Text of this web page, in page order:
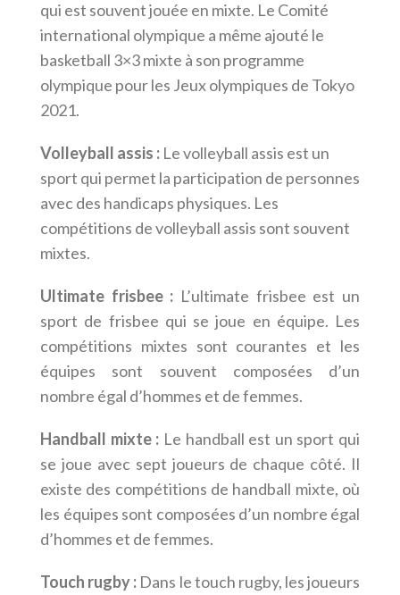
qui est souvent jouée en mixte. Le Comité
international olympique a même ajouté le
basketball 3×3 mixte à son programme
olympique pour les Jeux olympiques de Tokyo
2021.
Volleyball assis : Le volleyball assis est un
sport qui permet la participation de personnes
avec des handicaps physiques. Les
compétitions de volleyball assis sont souvent
mixtes.
Ultimate frisbee : L’ultimate frisbee est un
sport de frisbee qui se joue en équipe. Les
compétitions mixtes sont courantes et les
équipes sont souvent composées d’un
nombre égal d’hommes et de femmes.
Handball mixte : Le handball est un sport qui
se joue avec sept joueurs de chaque côté. Il
existe des compétitions de handball mixte, où
les équipes sont composées d’un nombre égal
d’hommes et de femmes.
Touch rugby : Dans le touch rugby, les joueurs